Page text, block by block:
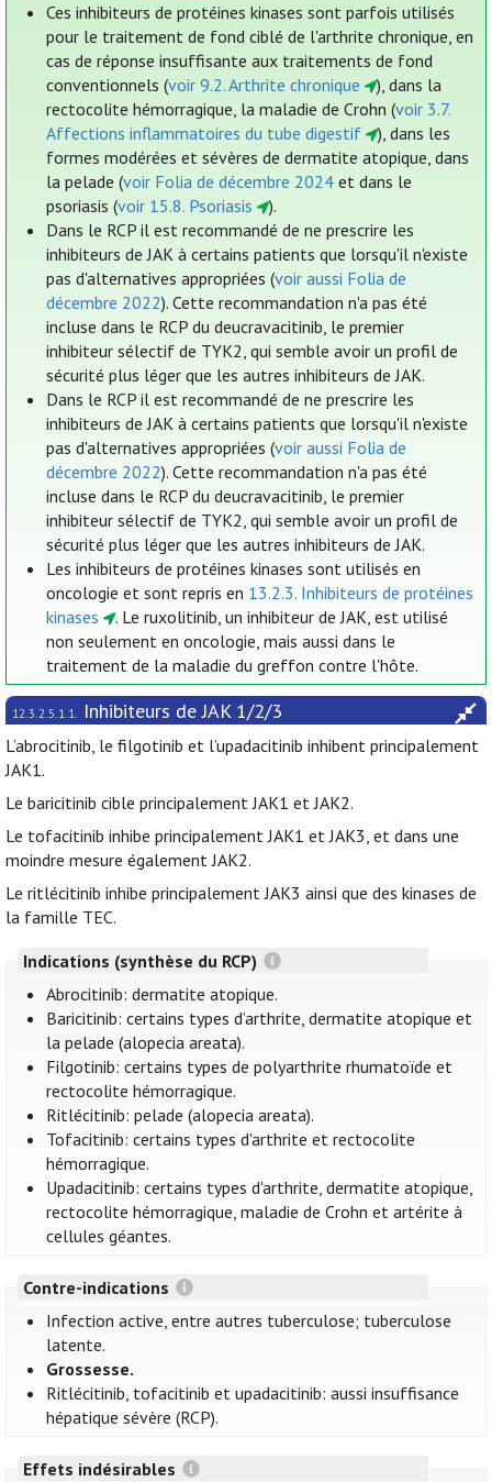
Ces inhibiteurs de protéines kinases sont parfois utilisés
pour le traitement de fond ciblé de l'arthrite chronique, en
cas de réponse insuffisante aux traitements de fond
conventionnels (voir 9.2. Arthrite chronique
), dans la
rectocolite hémorragique, la maladie de Crohn (voir 3.7.
Affections inflammatoires du tube digestif
), dans les
formes modérées et sévères de dermatite atopique, dans
la pelade (voir Folia de décembre 2024 et dans le
psoriasis (voir 15.8. Psoriasis
).
Dans le RCP il est recommandé de ne prescrire les
inhibiteurs de JAK à certains patients que lorsqu'il n'existe
pas d'alternatives appropriées (voir aussi Folia de
décembre 2022). Cette recommandation n'a pas été
incluse dans le RCP du deucravacitinib, le premier
inhibiteur sélectif de TYK2, qui semble avoir un profil de
sécurité plus léger que les autres inhibiteurs de JAK.
Dans le RCP il est recommandé de ne prescrire les
inhibiteurs de JAK à certains patients que lorsqu'il n'existe
pas d'alternatives appropriées (voir aussi Folia de
décembre 2022). Cette recommandation n'a pas été
incluse dans le RCP du deucravacitinib, le premier
inhibiteur sélectif de TYK2, qui semble avoir un profil de
sécurité plus léger que les autres inhibiteurs de JAK.
Les inhibiteurs de protéines kinases sont utilisés en
oncologie et sont repris en 13.2.3. Inhibiteurs de protéines
kinases
. Le ruxolitinib, un inhibiteur de JAK, est utilisé
non seulement en oncologie, mais aussi dans le
traitement de la maladie du greffon contre l'hôte.
12.3.2.5.1.1. Inhibiteurs de JAK 1/2/3
L’abrocitinib, le filgotinib et l’upadacitinib inhibent principalement
JAK1.
Le baricitinib cible principalement JAK1 et JAK2.
Le tofacitinib inhibe principalement JAK1 et JAK3, et dans une
moindre mesure également JAK2.
Le ritlécitinib inhibe principalement JAK3 ainsi que des kinases de
la famille TEC.
Indications (synthèse du RCP)
Abrocitinib: dermatite atopique.
Baricitinib: certains types d’arthrite, dermatite atopique et
la pelade (alopecia areata).
Filgotinib: certains types de polyarthrite rhumatoïde et
rectocolite hémorragique.
Ritlécitinib: pelade (alopecia areata).
Tofacitinib: certains types d'arthrite et rectocolite
hémorragique.
Upadacitinib: certains types d'arthrite, dermatite atopique,
rectocolite hémorragique, maladie de Crohn et artérite à
cellules géantes.
Contre-indications
Infection active, entre autres tuberculose; tuberculose
latente.
Grossesse.
Ritlécitinib, tofacitinib et upadacitinib: aussi insuffisance
hépatique sévère (RCP).
Effets indésirables